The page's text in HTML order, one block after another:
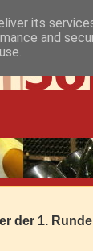
der 1.
its
and